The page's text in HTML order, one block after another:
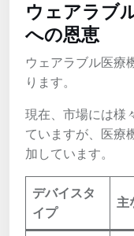
ウェアラブ
への恩恵
ウェアラブル医療
ります。
現在、市場には様
ていますが、医療
加しています。
デバイスタ
イプ
主